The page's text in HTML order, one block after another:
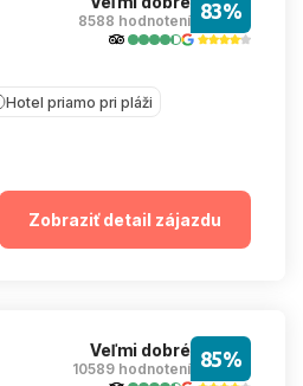
8588 hodnotení 83%
Hotel priamo pri pláži
Zobraziť detail zájazdu
Veľmi dobré
10589 hodnotení 85%